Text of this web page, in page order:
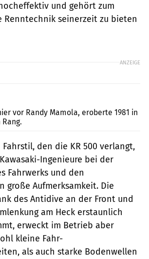
und gehört zum
Renntechnik seinerzeit zu bieten
ANZEIGE
vor Randy Mamola, eroberte 1981 in
den die KR 500 verlangt,
Ingenieure bei der
Fahrwerks und den
große Aufmerksamkeit. Die
des Antidive an der Front und
am Heck erstaunlich
erweckt im Betrieb aber
kleine Fahr-
als auch starke Bodenwellen